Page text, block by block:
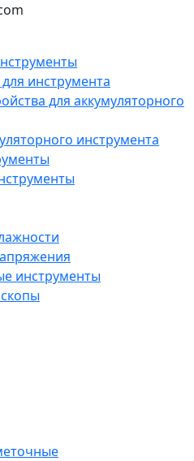
инструмента
для аккумуляторного
инструмента
инструменты